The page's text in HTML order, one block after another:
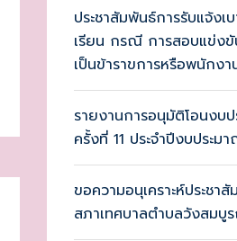
ประชาสัมพันธ์การรับแจ้งเ
เรียน กรณี การสอบแข่งขั
เป็นข้าราขการหรือพนักง
รายงานการอนุมัติโอนงบ
ครั้งที่ 11 ประจำปีงบประ
ขอความอนุเคราะห์ประชา
สภาเทศบาลตำบลวังสมบู